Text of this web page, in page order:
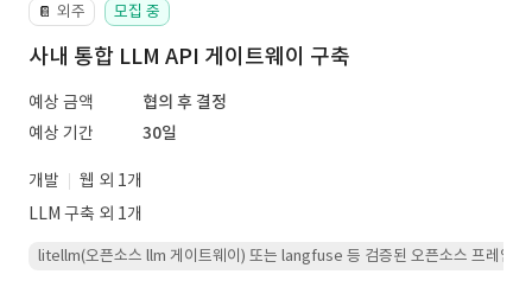
📔 외주 모집 중
사내 통합 LLM API 게이트웨이 구축
예상 금액
협의 후 결정
예상 기간
30일
개발
웹 외 1개
LLM 구축 외 1개
litellm(오픈소스 llm 게이트웨이) 또는 langfuse 등 검증된 오픈소스 프레임워